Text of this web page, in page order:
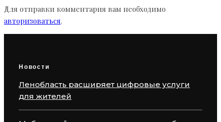
Для отправки комментария вам необходимо
авторизоваться.
Новости
Ленобласть расширяет цифровые услуги
для жителей